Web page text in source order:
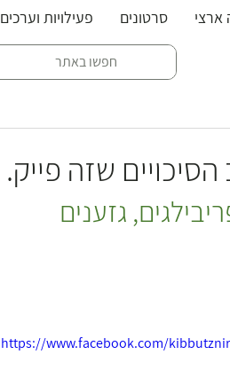
ארצי סרטונים פעילויות וערכים
שזה פייק.
גזענים
https://www.facebook.com/